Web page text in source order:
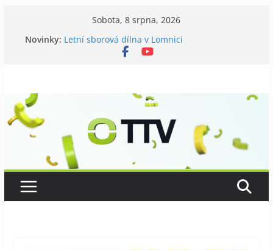
Sobota, 8 srpna, 2026
Novinky: Letní sborová dílna v Lomnici
Chovatelé si připomněli 120 let své existence